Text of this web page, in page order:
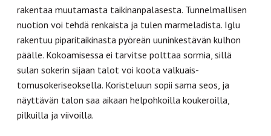
rakentaa muutamasta taikinanpalasesta. Tunnelmallisen
nuotion voi tehdä renkaista ja tulen marmeladista. Iglu
rakentuu piparitaikinasta pyöreän uuninkestävän kulhon
päälle. Kokoamisessa ei tarvitse polttaa sormia, sillä
sulan sokerin sijaan talot voi koota valkuais-
tomusokeriseoksella. Koristeluun sopii sama seos, ja
näyttävän talon saa aikaan helpohkoilla koukeroilla,
pilkuilla ja viivoilla.